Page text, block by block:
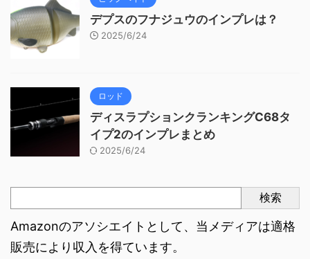
デプスのフナジュウのインプレは？
2025/6/24
ロッド
ディスラプションクランキングC68タ
イプ2のインプレまとめ
2025/6/24
検索
Amazonのアソシエイトとして、当メディアは適格
販売により収入を得ています。